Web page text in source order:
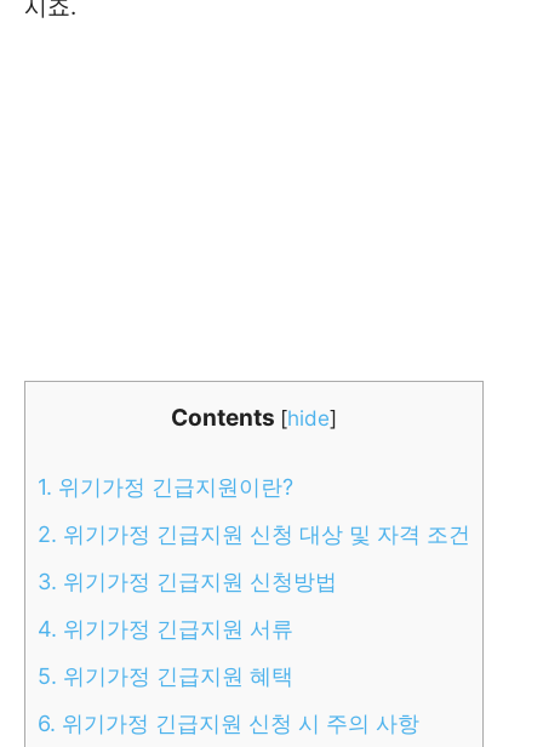
시죠.
Contents [hide]
1. 위기가정 긴급지원이란?
2. 위기가정 긴급지원 신청 대상 및 자격 조건
3. 위기가정 긴급지원 신청방법
4. 위기가정 긴급지원 서류
5. 위기가정 긴급지원 혜택
6. 위기가정 긴급지원 신청 시 주의 사항